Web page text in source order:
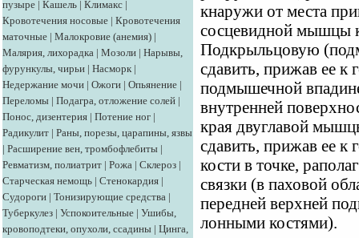
пузыре | Кашель | Климакс |
Кровотечения носовые | Кровотечения
маточные | Малокровие (анемия) |
Малярия, лихорадка | Мозоли | Нарывы,
фурункулы, чирьи | Насморк |
Недержание мочи | Ожоги | Опьянение |
Переломы | Подагра, отложение солей |
Понос, дизентерия | Потение ног |
Радикулит | Раны, порезы, царапины, язвы
| Расширение вен, тромбофлебиты |
Ревматизм, полиатрит | Рожа | Склероз |
Старческая немощь | Стенокардия |
Судороги | Тонизирующие средства |
Туберкулез | Успокоительные | Ушибы,
кровоподтеки, опухоли, ссадины | Цинга,
кнаружи от места
сосцевидной мышцы
Подкрыльцовую
сдавить, прижав ее к
подмышечной
внутренней
края двуглавой
сдавить, прижав ее к
кости в точке,
связки (в паховой
передней верхней
лонными костями).